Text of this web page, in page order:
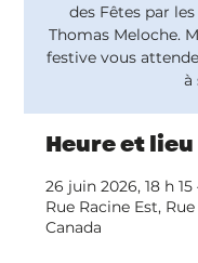
des Fêtes par
Thomas Meloche.
festive vous
à
Heure et lieu
26 juin 2026, 18 h
Rue Racine Est,
Canada